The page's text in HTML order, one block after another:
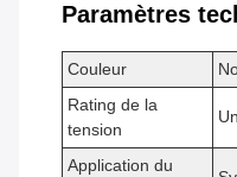
Paramètres
Couleur
Rating de la
tension
Application du